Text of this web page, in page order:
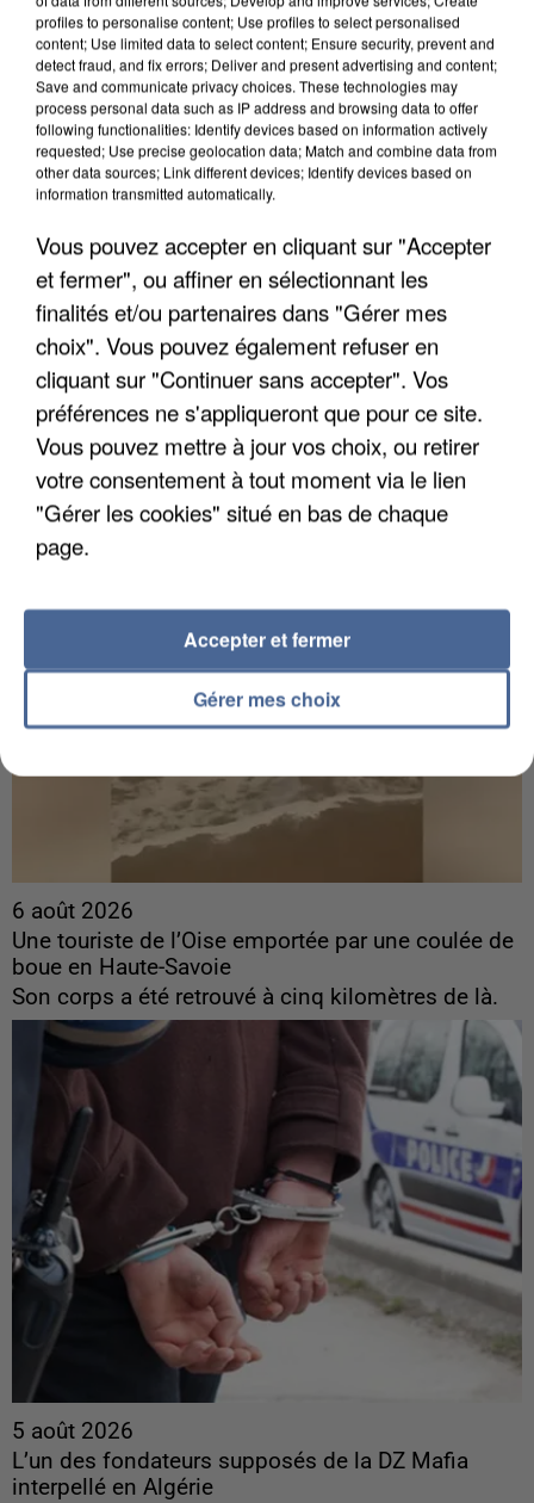
6 août 2026
Gabriel Attal et Raphaël Glucksmann visés par des
ingérences...
Sollicité, Sébastien Lecornu annonce un "travail
commun" avec les partis à la rentrée.
6 août 2026
Une touriste de l’Oise emportée par une coulée de
boue en Haute-Savoie
Son corps a été retrouvé à cinq kilomètres de là.
5 août 2026
L’un des fondateurs supposés de la DZ Mafia
interpellé en Algérie
profiles to personalise content; Use profiles to select personalised
content; Use limited data to select content; Ensure security, prevent and
detect fraud, and fix errors; Deliver and present advertising and content;
Save and communicate privacy choices. These technologies may
process personal data such as IP address and browsing data to offer
following functionalities: Identify devices based on information actively
requested; Use precise geolocation data; Match and combine data from
other data sources; Link different devices; Identify devices based on
information transmitted automatically.
Vous pouvez accepter en cliquant sur "Accepter
et fermer", ou affiner en sélectionnant les
finalités et/ou partenaires dans "Gérer mes
choix". Vous pouvez également refuser en
cliquant sur "Continuer sans accepter". Vos
préférences ne s'appliqueront que pour ce site.
Vous pouvez mettre à jour vos choix, ou retirer
votre consentement à tout moment via le lien
"Gérer les cookies" situé en bas de chaque
page.
Gérer mes choix
Accepter et fermer